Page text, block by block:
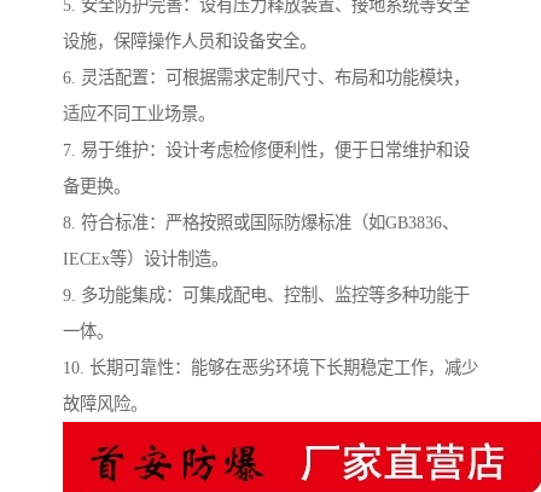
5. 安全防护完善：设有压力释放装置、接地系统等安全
设施，保障操作人员和设备安全。
6. 灵活配置：可根据需求定制尺寸、布局和功能模块，
适应不同工业场景。
7. 易于维护：设计考虑检修便利性，便于日常维护和设
备更换。
8. 符合标准：严格按照或国际防爆标准（如GB3836、
IECEx等）设计制造。
9. 多功能集成：可集成配电、控制、监控等多种功能于
一体。
10. 长期可靠性：能够在恶劣环境下长期稳定工作，减少
故障风险。